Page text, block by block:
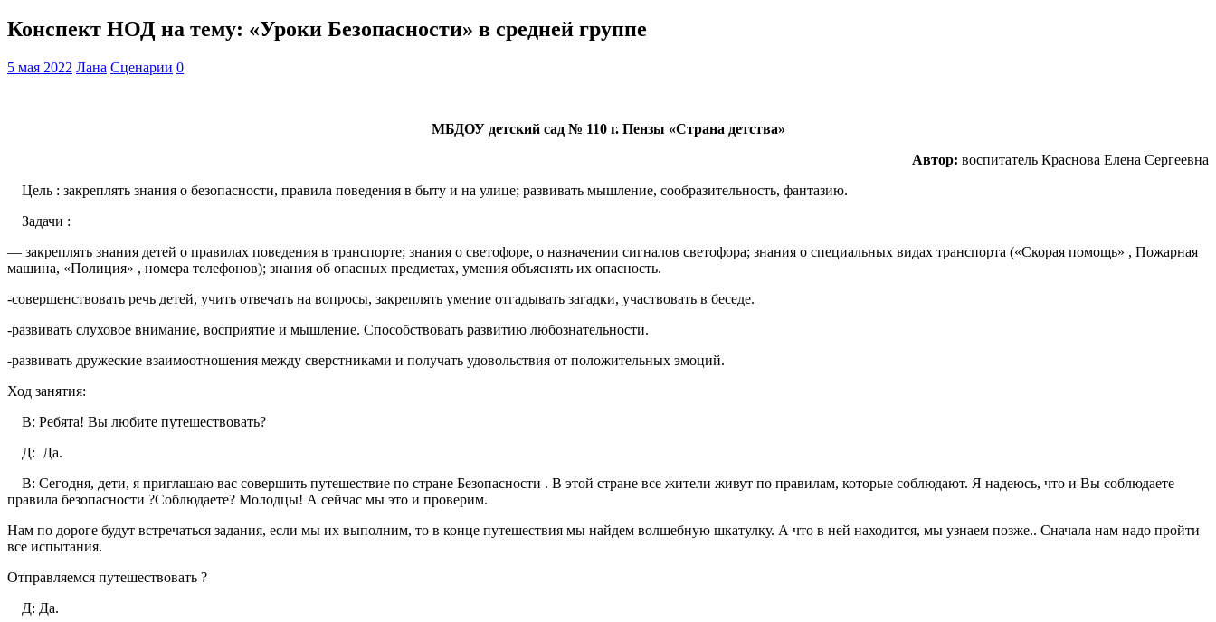
Конспект НОД на тему: «Уроки Безопасности» в средней группе
5 мая 2022 Лана Сценарии 0
МБДОУ детский сад № 110 г. Пензы «Страна детства»
Автор: воспитатель Краснова Елена Сергеевна
Цель : закреплять знания о безопасности, правила поведения в быту и на улице; развивать мышление, сообразительность, фантазию.
Задачи :
— закреплять знания детей о правилах поведения в транспорте; знания о светофоре, о назначении сигналов светофора; знания о специальных видах транспорта («Скорая помощь» , Пожарная
машина, «Полиция» , номера телефонов); знания об опасных предметах, умения объяснять их опасность.
-совершенствовать речь детей, учить отвечать на вопросы, закреплять умение отгадывать загадки, участвовать в беседе.
-развивать слуховое внимание, восприятие и мышление. Способствовать развитию любознательности.
-развивать дружеские взаимоотношения между сверстниками и получать удовольствия от положительных эмоций.
Ход занятия:
В: Ребята! Вы любите путешествовать?
Д: Да.
В: Сегодня, дети, я приглашаю вас совершить путешествие по стране Безопасности . В этой стране все жители живут по правилам, которые соблюдают. Я надеюсь, что и Вы соблюдаете
правила безопасности ?Соблюдаете? Молодцы! А сейчас мы это и проверим.
Нам по дороге будут встречаться задания, если мы их выполним, то в конце путешествия мы найдем волшебную шкатулку. А что в ней находится, мы узнаем позже.. Сначала нам надо пройти
все испытания.
Отправляемся путешествовать ?
Д: Да.